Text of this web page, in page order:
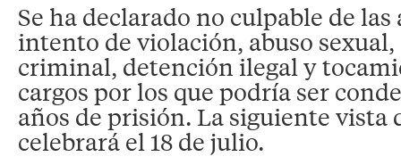
Se ha declarado no culpable de las
intento de violación, abuso sexual,
criminal, detención ilegal y
cargos por los que podría ser
años de prisión. La siguiente vista
celebrará el 18 de julio.